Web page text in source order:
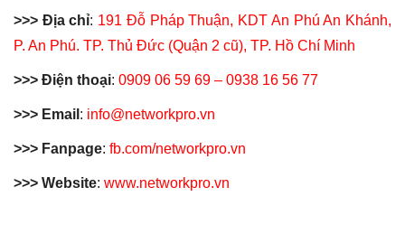
>>> Địa chỉ: 191 Đỗ Pháp Thuận, KDT An Phú An Khánh,
P. An Phú. TP. Thủ Đức (Quận 2 cũ), TP. Hồ Chí Minh
>>> Điện thoại: 0909 06 59 69 – 0938 16 56 77
>>> Email : info@networkpro.vn
>>> Fanpage: fb.com/networkpro.vn
>>> Website: www.networkpro.vn